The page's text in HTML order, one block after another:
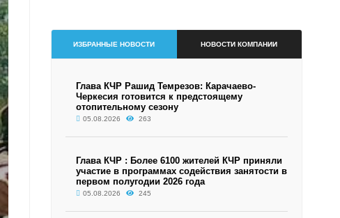
ИЗБРАННЫЕ НОВОСТИ НОВОСТИ КОМПАНИИ
Глава КЧР Рашид Темрезов: Карачаево-
Черкесия готовится к предстоящему
отопительному сезону
05.08.2026 263
Глава КЧР : Более 6100 жителей КЧР приняли
участие в программах содействия занятости в
первом полугодии 2026 года
05.08.2026 245